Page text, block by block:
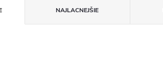
NAJLACNEJŠIE